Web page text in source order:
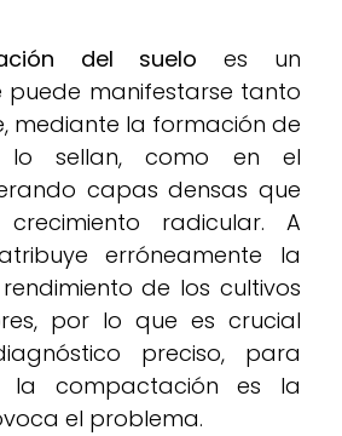
del suelo es un
manifestarse tanto
mediante la formación de
lo sellan, como en el
capas densas que
radicular. A
erróneamente la
de los cultivos
por lo que es crucial
preciso, para
la compactación es la
el problema.